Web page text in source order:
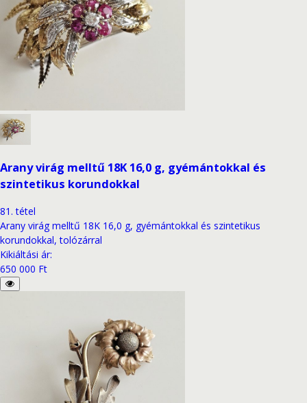
Arany virág melltű 18K 16,0 g, gyémántokkal és
szintetikus korundokkal
81 . tétel
Arany virág melltű 18K 16,0 g, gyémántokkal és szintetikus
korundokkal, tolózárral
Kikiáltási ár:
650 000 Ft